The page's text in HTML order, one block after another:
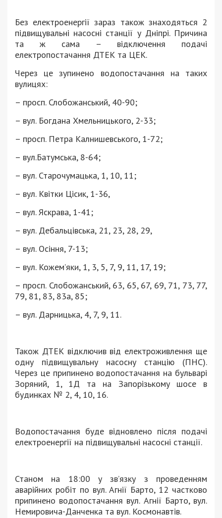
Без електроенергії зараз також знаходяться 2
підвищувальні насосні станції у Дніпрі. Причина
та ж сама – відключення подачі
електропостачання ДТЕК та ЦЕК.
Через це зупинено водопостачання на таких
вулицях:
– просп. Слобожанський, 40-90;
– вул. Богдана Хмельницького, 2-33;
– просп. Петра Калнишевського, 1-72;
– вул.Батумська, 8-64;
– вул. Старочумацька, 1, 10, 11;
– вул. Квітки Цісик, 1-36,
– вул. Яскрава, 1-41;
– вул. Дебальцівська, 21, 23, 28, 29,
– вул. Осіння, 7-13;
– вул. Кожем’яки, 1, 3, 5, 7, 9, 11, 17, 19;
– просп. Слобожанський, 63, 65, 67, 69, 71, 73, 77,
79, 81, 83, 83а, 85;
– вул. Дарницька, 4, 7, 9, 11.
Також ДТЕК відключив від електроживлення ще
одну підвищувальну насосну станцію (ПНС).
Через це припинено водопостачання на бульварі
Зоряний, 1, 1Д та на Запорізькому шосе в
будинках № 2, 4, 10, 16.
Водопостачання буде відновлено після подачі
електроенергії на підвищувальні насосні станції.
Станом на 18:00 у зв’язку з проведенням
аварійних робіт по вул. Агнії Барто, 12 частково
припинено водопостачання вул. Агнії Барто, вул.
Немировича-Данченка та вул. Космонавтів.